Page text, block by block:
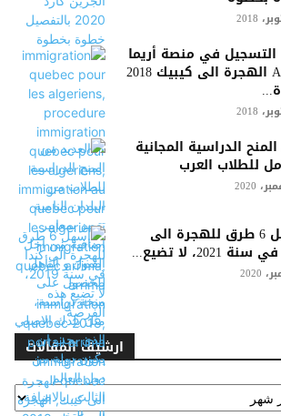
في منصة أريما
Arrima الهجرة الى كيبيك 2018
الدراسية المجانية
للطلاب العرب
أسهل 6 طرق للهجرة الى
2021، لا تضيع...
ارشيف المقالات